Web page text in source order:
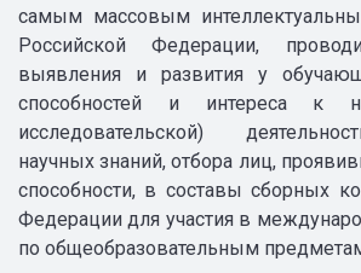
самым массовым
Российской Федерации,
выявления и развития у
способностей и интереса к
исследовательской)
научных знаний, отбора лиц,
способности, в составы сборных
Федерации для участия в
по общеобразовательным